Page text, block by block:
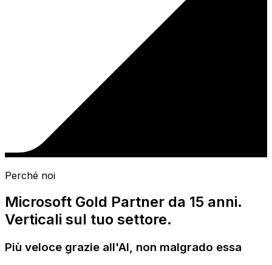
Perché noi
Microsoft Gold Partner da 15 anni.
Verticali sul tuo settore.
Più veloce grazie all'AI, non malgrado essa